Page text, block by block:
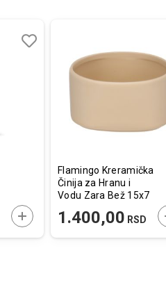
DODAJTE U KORPU
Flamingo Kreramička
Činija za Hranu i
Vodu Zara Bež 15x7
1.400,00 RSD